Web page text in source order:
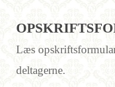
Læs
deltagerne.